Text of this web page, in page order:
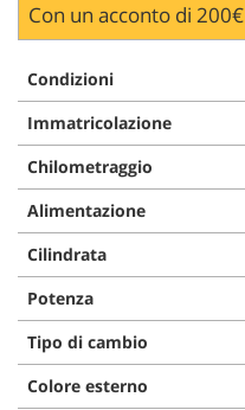
Con un acconto di 200€
Condizioni
Immatricolazione
Chilometraggio
Alimentazione
Cilindrata
Potenza
Tipo di cambio
Colore esterno